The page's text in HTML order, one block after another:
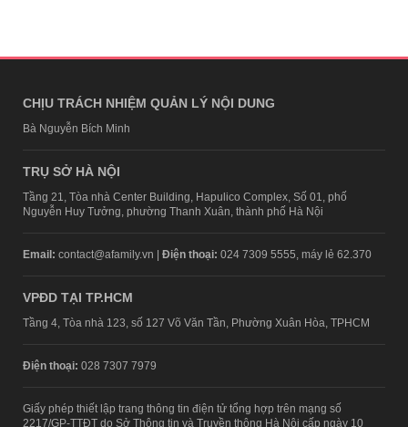
CHỊU TRÁCH NHIỆM QUẢN LÝ NỘI DUNG
Bà Nguyễn Bích Minh
TRỤ SỞ HÀ NỘI
Tầng 21, Tòa nhà Center Building, Hapulico Complex, Số 01, phố
Nguyễn Huy Tưởng, phường Thanh Xuân, thành phố Hà Nội
Email: contact@afamily.vn | Điện thoại: 024 7309 5555, máy lẻ 62.370
VPĐD TẠI TP.HCM
Tầng 4, Tòa nhà 123, số 127 Võ Văn Tần, Phường Xuân Hòa, TPHCM
Điện thoại: 028 7307 7979
Giấy phép thiết lập trang thông tin điện tử tổng hợp trên mạng số
2217/GP-TTĐT do Sở Thông tin và Truyền thông Hà Nội cấp ngày 10